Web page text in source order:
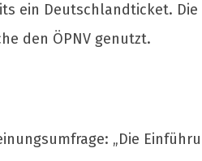
ein Deutschlandticket. Die
den ÖPNV genutzt.
„Die